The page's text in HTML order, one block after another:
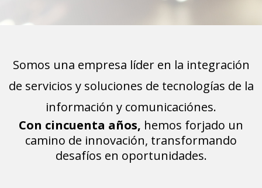
Somos una empresa líder en la integración
de servicios y soluciones de tecnologías de la
información y comunicaciónes.
Con cincuenta años, hemos forjado un
camino de innovación, transformando
desafíos en oportunidades.